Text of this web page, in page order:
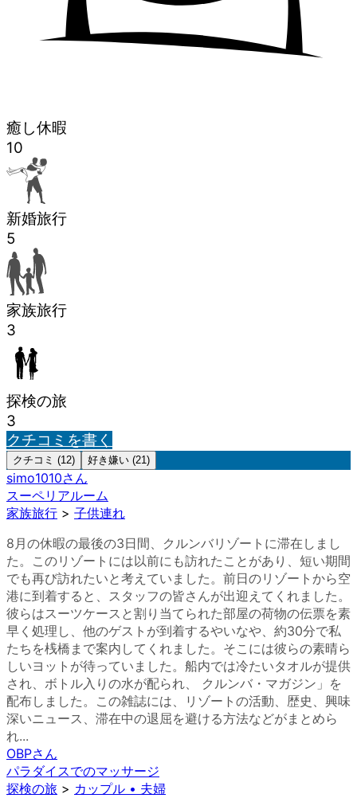
癒し休暇
10
新婚旅行
5
家族旅行
3
探検の旅
3
クチコミを書く
クチコミ (12) 好き嫌い (21)
simo1010さん
スーペリアルーム
家族旅行 > 子供連れ
8月の休暇の最後の3日間、クルンバリゾートに滞在しまし
た。このリゾートには以前にも訪れたことがあり、短い期間
でも再び訪れたいと考えていました。前日のリゾートから空
港に到着すると、スタッフの皆さんが出迎えてくれました。
彼らはスーツケースと割り当てられた部屋の荷物の伝票を素
早く処理し、他のゲストが到着するやいなや、約30分で私
たちを桟橋まで案内してくれました。そこには彼らの素晴ら
しいヨットが待っていました。船内では冷たいタオルが提供
され、ボトル入りの水が配られ、 クルンバ・マガジン」を
配布しました。この雑誌には、リゾートの活動、歴史、興味
深いニュース、滞在中の退屈を避ける方法などがまとめら
れ...
OBPさん
パラダイスでのマッサージ
探検の旅 > カップル • 夫婦